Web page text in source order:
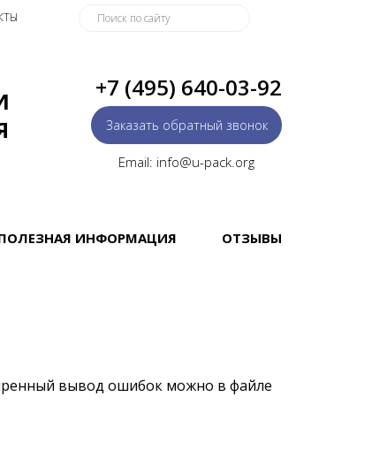
+7 (495) 640-03-92
Заказать обратный звонок
Email: info@u-pack.org
ИНФОРМАЦИЯ ОТЗЫВЫ
вывод ошибок можно в файле